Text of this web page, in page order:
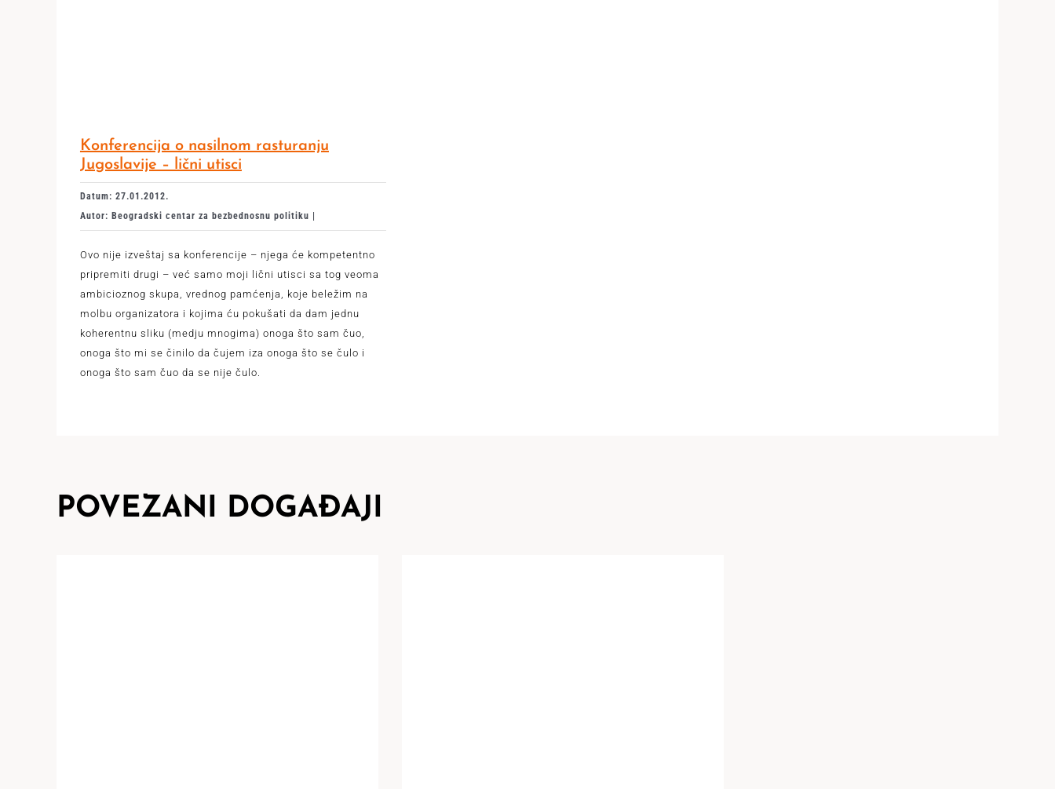
Konferencija o nasilnom rasturanju
Jugoslavije – lični utisci
Datum: 27.01.2012.
Autor: Beogradski centar za bezbednosnu politiku |
Ovo nije izveštaj sa konferencije – njega će kompetentno
pripremiti drugi – već samo moji lični utisci sa tog veoma
ambicioznog skupa, vrednog pamćenja, koje beležim na
molbu organizatora i kojima ću pokušati da dam jednu
koherentnu sliku (medju mnogima) onoga što sam čuo,
onoga što mi se činilo da čujem iza onoga što se čulo i
onoga što sam čuo da se nije čulo.
POVEZANI DOGAĐAJI